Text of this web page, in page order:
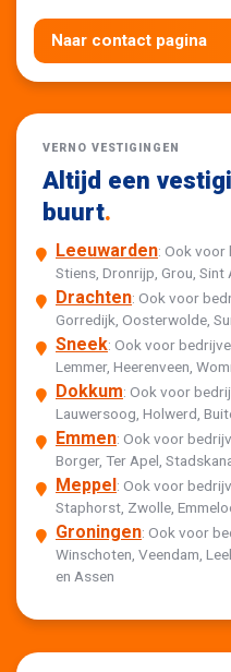
Naar contact pagina
VERNO VESTIGINGEN
Altijd een
buurt.
Leeuwarden: Ook voor
Stiens, Dronrijp, Grou, Sint
Drachten: Ook voor
Gorredijk, Oosterwolde,
Sneek: Ook voor
Lemmer, Heerenveen,
Dokkum: Ook voor
Lauwersoog, Holwerd,
Emmen: Ook voor
Borger, Ter Apel,
Meppel : Ook voor
Staphorst, Zwolle,
Groningen: Ook voor
Winschoten, Veendam,
en Assen